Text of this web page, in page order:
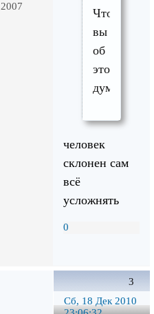
Что
вы
об
этом
думаете?
человек
склонен сам
всё
усложнять
0
3
Сб, 18 Дек 2010